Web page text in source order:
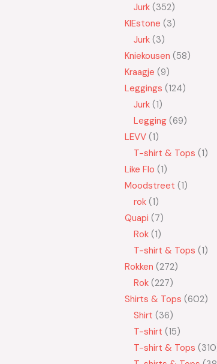
Jurk 352
KIEstone 3
Jurk 3
Kniekousen 58
Kraagje 9
Leggings 124
Jurk 1
Legging 69
LEVV 1
T-shirt & Tops 1
Like Flo 1
Moodstreet 1
rok 1
Quapi 7
Rok 1
T-shirt & Tops 1
Rokken 272
Rok 227
Shirts & Tops 602
Shirt 36
T-shirt 15
T-shirt & Tops 310